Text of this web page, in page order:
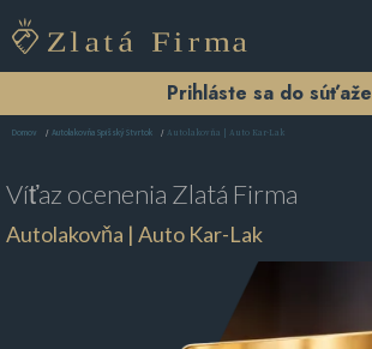
Prihláste sa do súťaže
Domov Autolakovňa Spišský Štvrtok Autolakovňa | Auto Kar-Lak
Víťaz ocenenia Zlatá Firma
Autolakovňa | Auto Kar-Lak